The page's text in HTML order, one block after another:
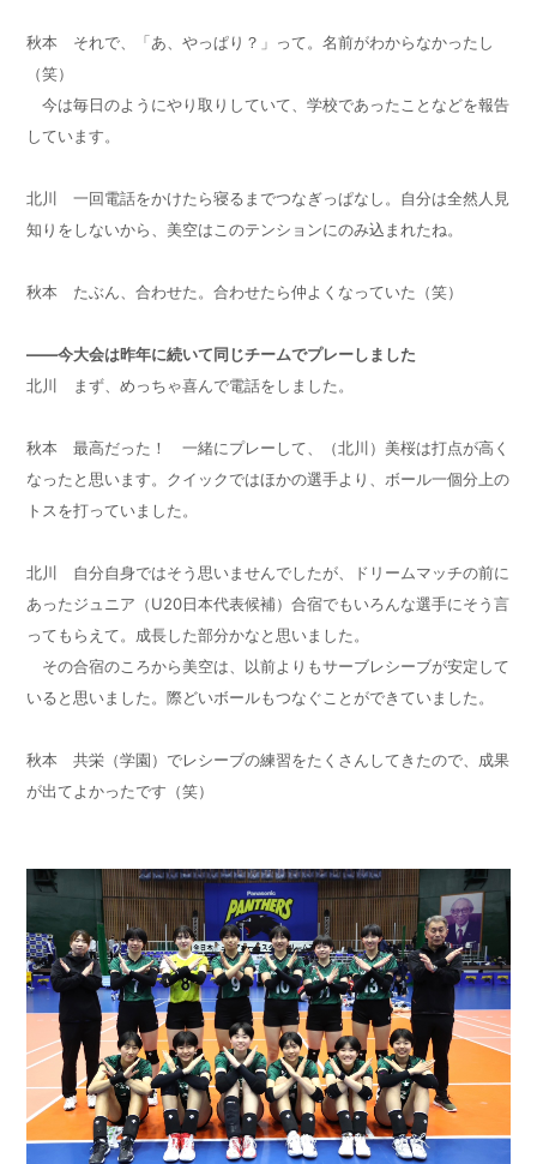
秋本 それで、「あ、やっぱり？」って。名前がわからなかったし
（笑）
今は毎日のようにやり取りしていて、学校であったことなどを報告
しています。
北川 一回電話をかけたら寝るまでつなぎっぱなし。自分は全然人見
知りをしないから、美空はこのテンションにのみ込まれたね。
秋本 たぶん、合わせた。合わせたら仲よくなっていた（笑）
——今大会は昨年に続いて同じチームでプレーしました
北川 まず、めっちゃ喜んで電話をしました。
秋本 最高だった！ 一緒にプレーして、（北川）美桜は打点が高く
なったと思います。クイックではほかの選手より、ボール一個分上の
トスを打っていました。
北川 自分自身ではそう思いませんでしたが、ドリームマッチの前に
あったジュニア（U20日本代表候補）合宿でもいろんな選手にそう言
ってもらえて。成長した部分かなと思いました。
その合宿のころから美空は、以前よりもサーブレシーブが安定して
いると思いました。際どいボールもつなぐことができていました。
秋本 共栄（学園）でレシーブの練習をたくさんしてきたので、成果
が出てよかったです（笑）